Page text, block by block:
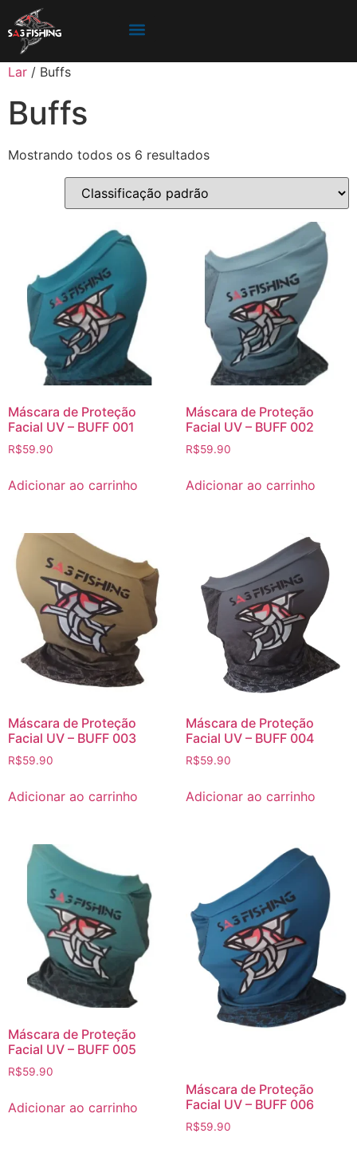
Lar / Buffs
Buffs
Mostrando todos os 6 resultados
Máscara de Proteção
Facial UV – BUFF 001
R$59.90
Adicionar ao carrinho
Máscara de Proteção
Facial UV – BUFF 002
R$59.90
Adicionar ao carrinho
Máscara de Proteção
Facial UV – BUFF 003
R$59.90
Adicionar ao carrinho
Máscara de Proteção
Facial UV – BUFF 004
R$59.90
Adicionar ao carrinho
Máscara de Proteção
Facial UV – BUFF 005
R$59.90
Adicionar ao carrinho
Máscara de Proteção
Facial UV – BUFF 006
R$59.90